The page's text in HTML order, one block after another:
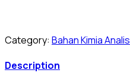
Category: Bahan Kimia Analis
Description